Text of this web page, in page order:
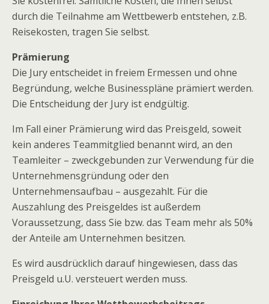
durch die Teilnahme am Wettbewerb entstehen, z.B.
Reisekosten, tragen Sie selbst.
Prämierung
Die Jury entscheidet in freiem Ermessen und ohne
Begründung, welche Businesspläne prämiert werden.
Die Entscheidung der Jury ist endgültig.
Im Fall einer Prämierung wird das Preisgeld, soweit
kein anderes Teammitglied benannt wird, an den
Teamleiter – zweckgebunden zur Verwendung für die
Unternehmensgründung oder den
Unternehmensaufbau – ausgezahlt. Für die
Auszahlung des Preisgeldes ist außerdem
Voraussetzung, dass Sie bzw. das Team mehr als 50%
der Anteile am Unternehmen besitzen.
Es wird ausdrücklich darauf hingewiesen, dass das
Preisgeld u.U. versteuert werden muss.